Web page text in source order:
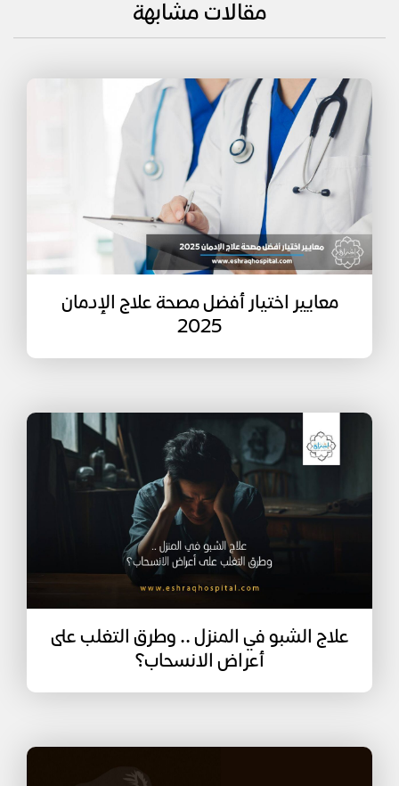
مقالات مشابهة
معايير اختيار أفضل مصحة علاج الإدمان
2025
علاج الشبو في المنزل .. وطرق التغلب على
أعراض الانسحاب؟